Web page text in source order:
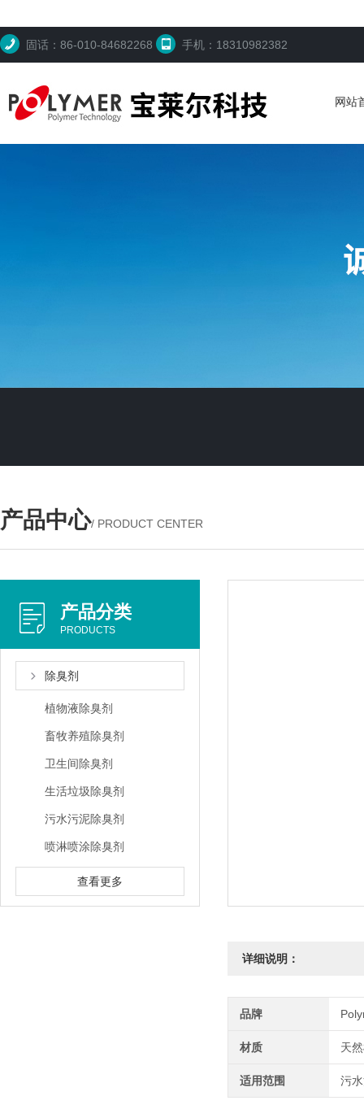
固话：86-010-84682268 手机：18310982382
网站
产品中心/ PRODUCT CENTER
产品分类
PRODUCTS
除臭剂
植物液除臭剂
畜牧养殖除臭剂
卫生间除臭剂
生活垃圾除臭剂
污水污泥除臭剂
喷淋喷涂除臭剂
查看更多
详细说明：
品牌
材质 天
适用范围 污